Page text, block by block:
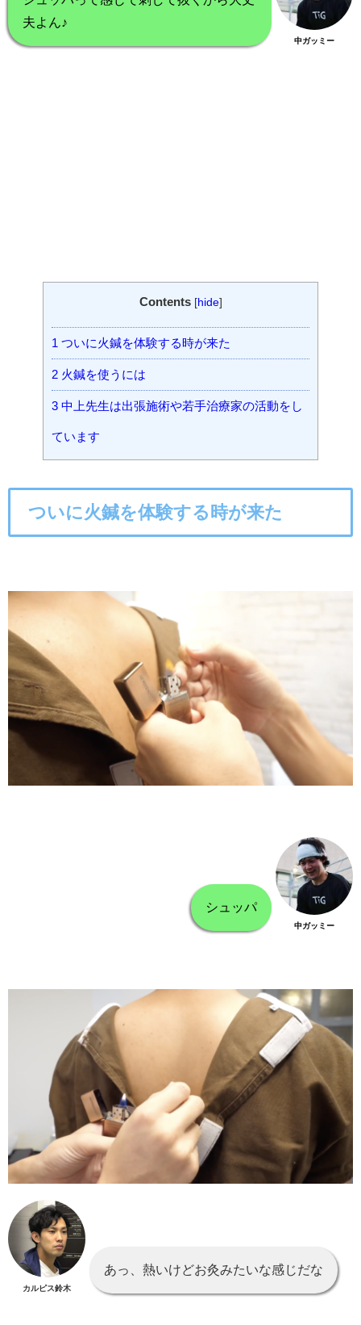
夫よん♪
中ガッミー
Contents [hide]
1 ついに火鍼を体験する時が来た
2 火鍼を使うには
3 中上先生は出張施術や若手治療家の活動をし
ています
ついに火鍼を体験する時が来た
シュッパ
中ガッミー
カルピス鈴木
あっ、熱いけどお灸みたいな感じだな